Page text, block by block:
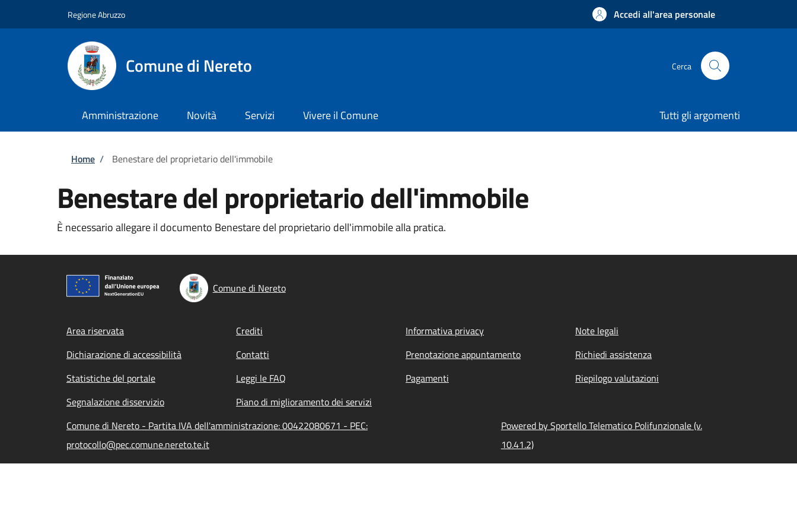
Regione Abruzzo Accedi all'area personale
Comune di Nereto Cerca
Amministrazione Novità Servizi Vivere il Comune Tutti gli argomenti
Briciole di pane
Home / Benestare del proprietario dell'immobile
Benestare del proprietario dell'immobile
È necessario allegare il documento Benestare del proprietario dell'immobile alla pratica.
Comune di Nereto
Footer menu
Area riservata Crediti Informativa privacy
Note legali
Dichiarazione di accessibilità
Contatti Prenotazione appuntamento
Richiedi assistenza
Statistiche del portale
Leggi le FAQ Pagamenti
Riepilogo valutazioni
Segnalazione disservizio
Piano di miglioramento dei servizi
Comune di Nereto - Partita IVA dell'amministrazione: 00422080671 - PEC:
protocollo@pec.comune.nereto.te.it
Powered by Sportello Telematico Polifunzionale (v.
10.41.2)